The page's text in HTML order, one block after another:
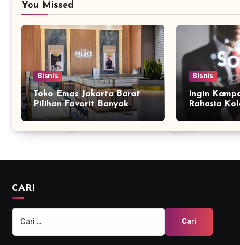
You Missed
Bisnis
Toko Emas Jakarta Barat
Pilihan Favorit Banyak
Bisnis
Ingin
Rahasia
Bersama
CARI
Cari